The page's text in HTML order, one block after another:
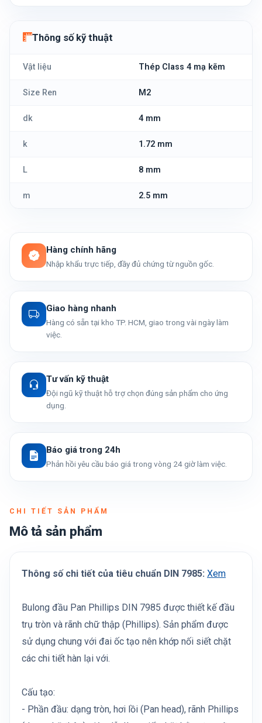
Thông số kỹ thuật
Vật liệu Thép Class 4 mạ kẽm
Size Ren M2
dk 4 mm
k 1.72 mm
L 8 mm
m 2.5 mm
Hàng chính hãng
Nhập khẩu trực tiếp, đầy đủ chứng từ nguồn gốc.
Giao hàng nhanh
Hàng có sẵn tại kho TP. HCM, giao trong vài ngày làm
việc.
Tư vấn kỹ thuật
Đội ngũ kỹ thuật hỗ trợ chọn đúng sản phẩm cho ứng
dụng.
Báo giá trong 24h
Phản hồi yêu cầu báo giá trong vòng 24 giờ làm việc.
CHI TIẾT SẢN PHẨM
Mô tả sản phẩm
Thông số chi tiết của tiêu chuẩn DIN 7985: Xem
Bulong đầu Pan Phillips DIN 7985 được thiết kế đầu
trụ tròn và rãnh chữ thập (Phillips). Sản phẩm được
sử dụng chung với đai ốc tạo nên khớp nối siết chặt
các chi tiết hàn lại với.
Cấu tạo:
- Phần đầu: dạng tròn, hơi lồi (Pan head), rãnh Phillips